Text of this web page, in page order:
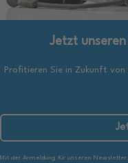
Jetzt
Profitieren Sie in Zukunft von
Mit der Anmeldung für unseren